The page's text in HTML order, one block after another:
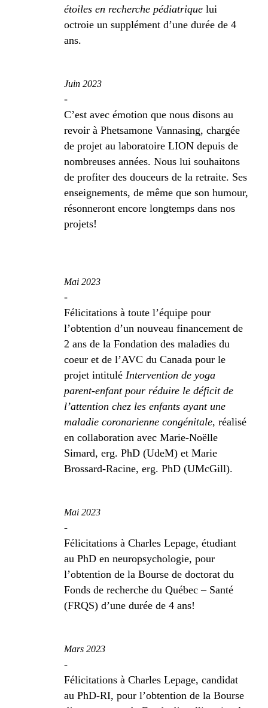
étoiles en recherche pédiatrique lui
octroie un supplément d’une durée de 4
ans.
Juin 2023
-
C’est avec émotion que nous disons au
revoir à Phetsamone Vannasing, chargée
de projet au laboratoire LION depuis de
nombreuses années. Nous lui souhaitons
de profiter des douceurs de la retraite. Ses
enseignements, de même que son humour,
résonneront encore longtemps dans nos
projets!
Mai 2023
-
Félicitations à toute l’équipe pour
l’obtention d’un nouveau financement de
2 ans de la Fondation des maladies du
coeur et de l’AVC du Canada pour le
projet intitulé Intervention de yoga
parent-enfant pour réduire le déficit de
l’attention chez les enfants ayant une
maladie coronarienne congénitale, réalisé
en collaboration avec Marie-Noëlle
Simard, erg. PhD (UdeM) et Marie
Brossard-Racine, erg. PhD (UMcGill).
Mai 2023
-
Félicitations à Charles Lepage, étudiant
au PhD en neuropsychologie, pour
l’obtention de la Bourse de doctorat du
Fonds de recherche du Québec – Santé
(FRQS) d’une durée de 4 ans!
Mars 2023
-
Félicitations à Charles Lepage, candidat
au PhD-RI, pour l’obtention de la Bourse